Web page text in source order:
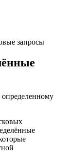
запросы